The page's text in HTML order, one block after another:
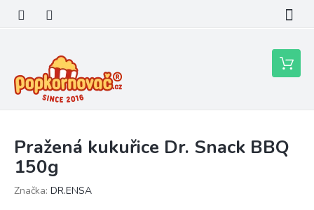
obsah
Nákupní
košík
Pražená kukuřice Dr. Snack BBQ
150g
Značka: DR.ENSA